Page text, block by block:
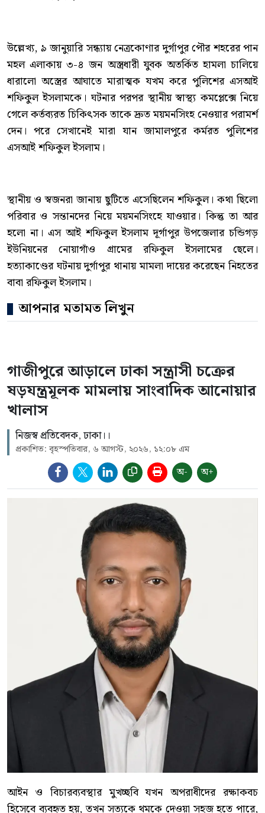
উল্লেখ্য, ৯ জানুয়ারি সন্ধ্যায় নেত্রকোণার দুর্গাপুর পৌর শহরের পান
মহল এলাকায় ৩-৪ জন অস্ত্রধারী যুবক অতর্কিত হামলা চালিয়ে
ধারালো অস্ত্রের আঘাতে মারাত্মক যখম করে পুলিশের এসআই
শফিকুল ইসলামকে। ঘটনার পরপর স্থানীয় স্বাস্থ্য কমপ্লেক্সে নিয়ে
গেলে কর্তব্যরত চিকিৎসক তাকে দ্রুত ময়মনসিংহ নেওয়ার পরামর্শ
দেন। পরে সেখানেই মারা যান জামালপুরে কর্মরত পুলিশের
এসআই শফিকুল ইসলাম।
স্থানীয় ও স্বজনরা জানায় ছুটিতে এসেছিলেন শফিকুল। কথা ছিলো
পরিবার ও সন্তানদের নিয়ে ময়মনসিংহে যাওয়ার। কিন্তু তা আর
হলো না। এস আই শফিকুল ইসলাম দূর্গাপুর উপজেলার চন্ডিগড়
ইউনিয়নের নোয়াগাঁও গ্রামের রফিকুল ইসলামের ছেলে।
হত্যাকাণ্ডের ঘটনায় দুর্গাপুর থানায় মামলা দায়ের করেছেন নিহতের
বাবা রফিকুল ইসলাম।
আপনার মতামত লিখুন
গাজীপুরে আড়ালে ঢাকা সন্ত্রাসী চক্রের
ষড়যন্ত্রমূলক মামলায় সাংবাদিক আনোয়ার
খালাস
নিজস্ব প্রতিবেদক, ঢাকা।।
প্রকাশিত: বৃহস্পতিবার, ৬ আগস্ট, ২০২৬, ১২:০৮ এম
অ- অ+
আইন ও বিচারব্যবস্থার মুখচ্ছবি যখন অপরাধীদের রক্ষাকবচ
হিসেবে ব্যবহৃত হয়, তখন সত্যকে থমকে দেওয়া সহজ হতে পারে,